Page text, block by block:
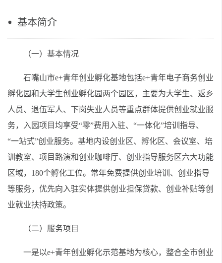
基本简介
（一）基本情况
石嘴山市e+青年创业孵化基地包括e+青年电子商务创业
孵化园和大学生创业孵化园两个园区，主要为大学生、返乡
人员、退伍军人、下岗失业人员等重点群体提供创业就业服
务，入园项目均享受“零”费用入驻、“一体化”培训指导、
“一站式”创业服务。基地内设创业区、孵化区、会议室、培
训教室、项目路演和创业咖啡厅、创业指导服务区六大功能
区域，180个孵化工位。常年免费提供创业培训、创业指导
等服务，优先向入驻实体提供创业担保贷款、创业补贴等创
业就业扶持政策。
（二）服务项目
一是以e+青年创业孵化示范基地为核心，整合全市创业